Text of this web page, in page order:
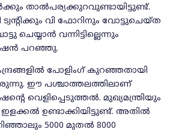
താല്‍പര്യക്കുറവുണ്ടായിട്ടുണ്ട്.
വി ഫോറിനും വോട്ടുചെയ്ത
വന്നിട്ടില്ലെന്നും
പറഞ്ഞു.
പോളിംഗ് കുറഞ്ഞതായി
ഈ പശ്ചാത്തലത്തിലാണ്
വെളിപ്പെടുത്തല്‍. മുഖ്യമന്ത്രിയും
ഇളക്കല്‍ ഉണ്ടാക്കിയിട്ടുണ്ട്. അതില്‍
5000 മുതല്‍ 8000